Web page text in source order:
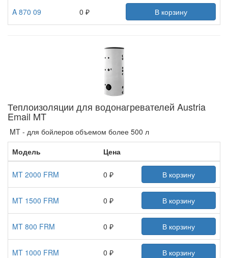
A 870 09 0 ₽ В корзину
Теплоизоляции для водонагревателей Austria
Email MT
MT - для бойлеров объемом более 500 л
Модель
Цена
MT 2000 FRM 0 ₽ В корзину
MT 1500 FRM 0 ₽ В корзину
MT 800 FRM 0 ₽ В корзину
MT 1000 FRM 0 ₽ В корзину